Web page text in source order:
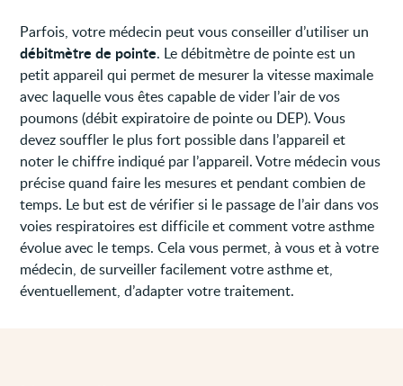
Parfois, votre médecin peut vous conseiller d’utiliser un
débitmètre de pointe. Le débitmètre de pointe est un
petit appareil qui permet de mesurer la vitesse maximale
avec laquelle vous êtes capable de vider l’air de vos
poumons (débit expiratoire de pointe ou DEP). Vous
devez souffler le plus fort possible dans l’appareil et
noter le chiffre indiqué par l’appareil. Votre médecin vous
précise quand faire les mesures et pendant combien de
temps. Le but est de vérifier si le passage de l’air dans vos
voies respiratoires est difficile et comment votre asthme
évolue avec le temps. Cela vous permet, à vous et à votre
médecin, de surveiller facilement votre asthme et,
éventuellement, d’adapter votre traitement.